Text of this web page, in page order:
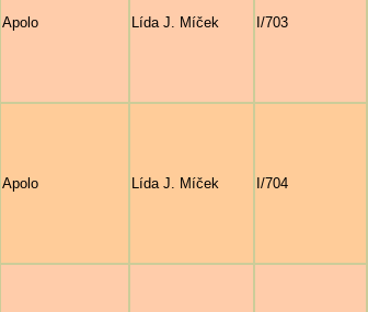
Apolo Lída J. Míček I/703
Apolo Lída J. Míček I/704